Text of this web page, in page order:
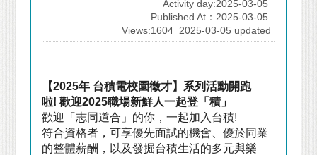
Activity day:2025-03-05
Published At：2025-03-05
Views:1604 2025-03-05 updated
【2025年 台積電校園徵才】系列活動開跑
啦!歡迎2025職場新鮮人一起登「積」
歡迎「志同道合」的你，一起加入台積!
符合資格者，可享優先面試的機會、優於同業
的整體薪酬，以及發掘台積生活的多元與樂